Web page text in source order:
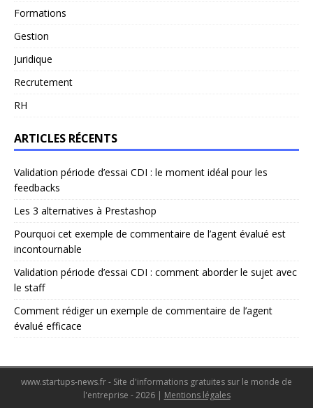
Formations
Gestion
Juridique
Recrutement
RH
ARTICLES RÉCENTS
Validation période d’essai CDI : le moment idéal pour les
feedbacks
Les 3 alternatives à Prestashop
Pourquoi cet exemple de commentaire de l’agent évalué est
incontournable
Validation période d’essai CDI : comment aborder le sujet avec
le staff
Comment rédiger un exemple de commentaire de l’agent
évalué efficace
www.startups-news.fr - Site d'informations gratuites sur le monde de
l'entreprise - 2026
Mentions légales